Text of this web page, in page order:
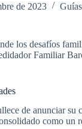
de 2023 Guías
los desafíos
Familiar
de anunciar
como un